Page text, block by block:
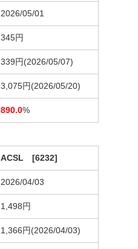
2026/05/01
345円
339円(2026/05/07)
3,075円(2026/05/20)
890.0%
ACSL [6232]
2026/04/03
1,498円
1,366円(2026/04/03)